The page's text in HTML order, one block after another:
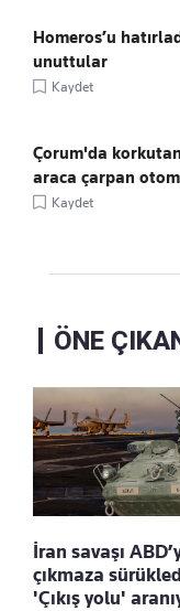
Homeros’u
unuttular
Kaydet
Çorum'da
araca çarpan
Kaydet
ÖNE
İran savaşı
çıkmaza
'Çıkış yolu'